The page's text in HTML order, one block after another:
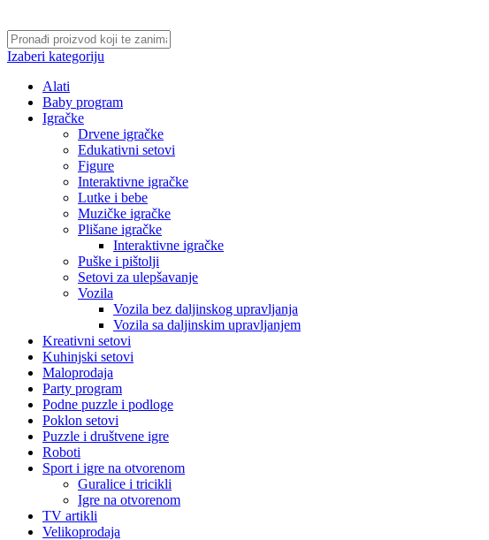
Izaberi kategoriju
Alati
Baby program
Igračke
Drvene igračke
Edukativni setovi
Figure
Interaktivne igračke
Lutke i bebe
Muzičke igračke
Plišane igračke
Interaktivne igračke
Puške i pištolji
Setovi za ulepšavanje
Vozila
Vozila bez daljinskog upravljanja
Vozila sa daljinskim upravljanjem
Kreativni setovi
Kuhinjski setovi
Maloprodaja
Party program
Podne puzzle i podloge
Poklon setovi
Puzzle i društvene igre
Roboti
Sport i igre na otvorenom
Guralice i tricikli
Igre na otvorenom
TV artikli
Velikoprodaja